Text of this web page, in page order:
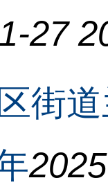
27
街